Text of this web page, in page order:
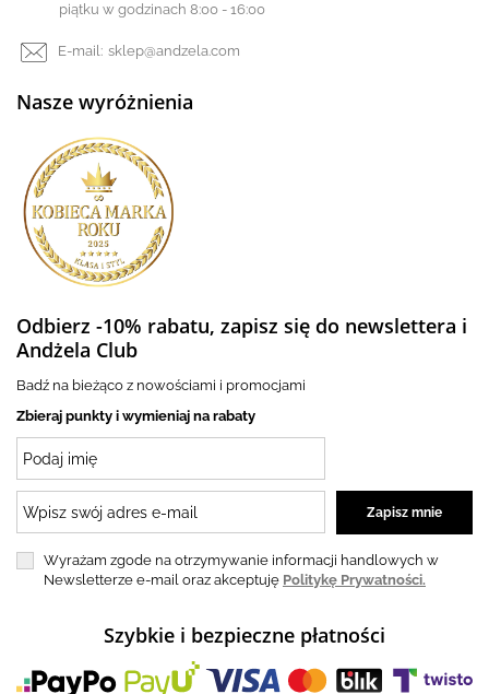
piątku w godzinach 8:00 - 16:00
E-mail: sklep@andzela.com
Nasze wyróżnienia
Odbierz -10% rabatu, zapisz się do newslettera i
Andżela Club
Badź na bieżąco z nowościami i promocjami
Zbieraj punkty i wymieniaj na rabaty
Wyrażam zgode na otrzymywanie informacji handlowych w
Newsletterze e-mail oraz akceptuję Politykę Prywatności.
Szybkie i bezpieczne płatności